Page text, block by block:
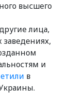
высшего
лица,
заведениях,
и
в